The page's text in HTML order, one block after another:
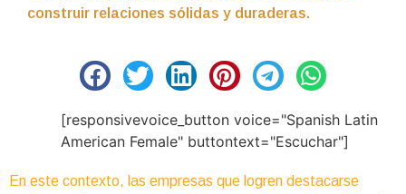
construir relaciones sólidas y duraderas.
[responsivevoice_button voice="Spanish Latin
American Female" buttontext="Escuchar"]
En este contexto, las empresas que logren destacarse